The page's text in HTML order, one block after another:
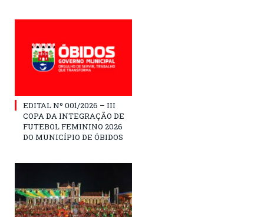
EDITAL Nº 001/2026 – III
COPA DA INTEGRAÇÃO DE
FUTEBOL FEMININO 2026
DO MUNICÍPIO DE ÓBIDOS